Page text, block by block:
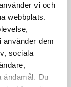
vi och
webbplats.
använder dem
sociala
ändamål. Du